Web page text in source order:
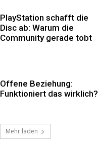
PlayStation schafft die
Disc ab: Warum die
Community gerade tobt
Offene Beziehung:
Funktioniert das wirklich?
Mehr laden